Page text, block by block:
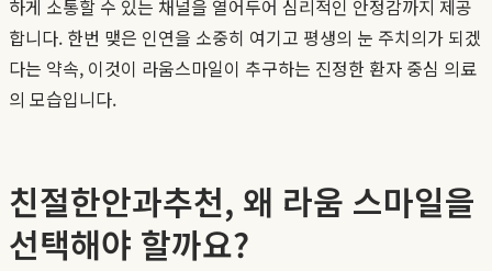
하게 소통할 수 있는 채널을 열어두어 심리적인 안정감까지 제공
합니다. 한번 맺은 인연을 소중히 여기고 평생의 눈 주치의가 되겠
다는 약속, 이것이 라움스마일이 추구하는 진정한 환자 중심 의료
의 모습입니다.
친절한안과추천, 왜 라움 스마일을
선택해야 할까요?